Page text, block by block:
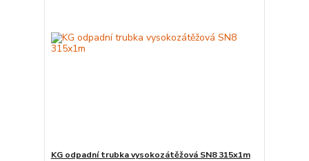
KG odpadní trubka vysokozátěžová SN8 315x1m